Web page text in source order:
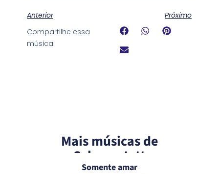
Anterior
Próximo
Compartilhe essa
música:
Mais músicas de
Schoenstatt
Somente amar